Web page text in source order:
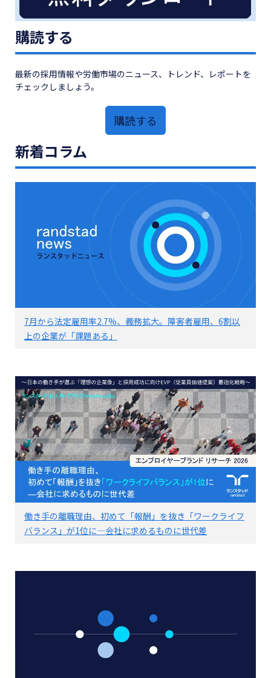
購読する
最新の採用情報や労働市場のニュース、トレンド、レポートを
チェックしましょう。
購読する
新着コラム
7月から法定雇用率2.7%、義務拡大。障害者雇用、6割以
上の企業が「課題ある」
働き手の離職理由、初めて「報酬」を抜き「ワークライフ
バランス」が1位に―会社に求めるものに世代差